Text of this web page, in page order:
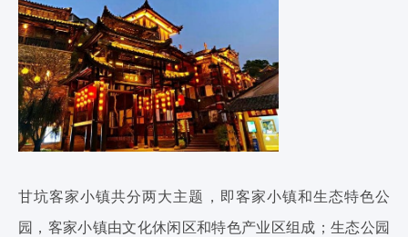
甘坑客家小镇共分两大主题，即客家小镇和生态特色公
园，客家小镇由文化休闲区和特色产业区组成；生态公园